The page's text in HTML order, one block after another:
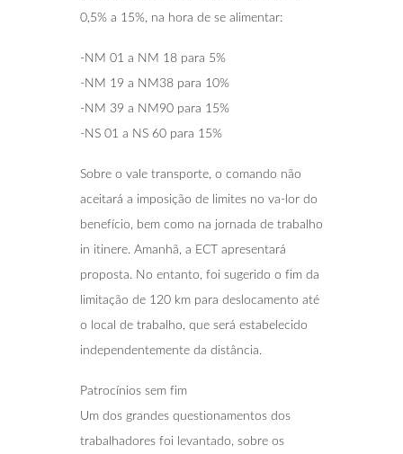
0,5% a 15%, na hora de se alimentar:
-NM 01 a NM 18 para 5%
-NM 19 a NM38 para 10%
-NM 39 a NM90 para 15%
-NS 01 a NS 60 para 15%
Sobre o vale transporte, o comando não
aceitará a imposição de limites no va-lor do
benefício, bem como na jornada de trabalho
in itinere. Amanhã, a ECT apresentará
proposta. No entanto, foi sugerido o fim da
limitação de 120 km para deslocamento até
o local de trabalho, que será estabelecido
independentemente da distância.
Patrocínios sem fim
Um dos grandes questionamentos dos
trabalhadores foi levantado, sobre os